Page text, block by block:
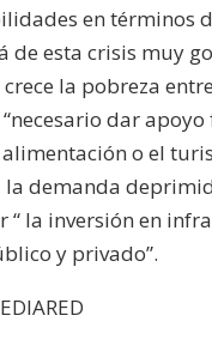
en términos
de esta crisis muy
la pobreza
dar
o el
la demanda
“ la inversión en
y privado”.